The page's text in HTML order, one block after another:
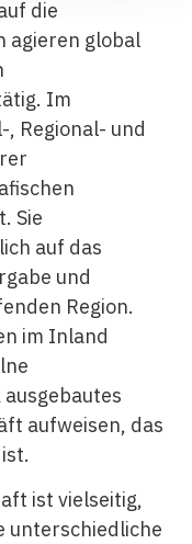
die
agieren global
Im
, Regional- und
Sie
auf das
und
Region.
im Inland
aufweisen, das
ist vielseitig,
unterschiedliche